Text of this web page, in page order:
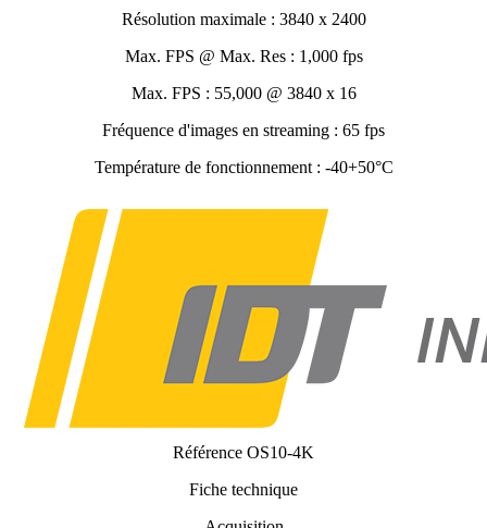
Résolution maximale : 3840 x 2400
Max. FPS @ Max. Res : 1,000 fps
Max. FPS : 55,000 @ 3840 x 16
Fréquence d'images en streaming : 65 fps
Température de fonctionnement : -40+50°C
Référence OS10-4K
Fiche technique